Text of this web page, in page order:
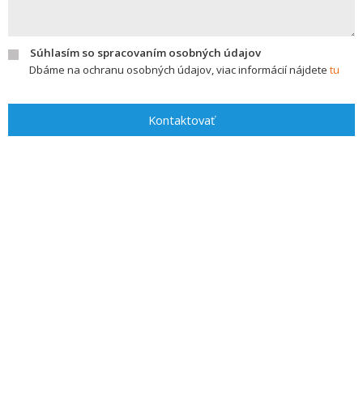
Súhlasím so spracovaním osobných údajov
Dbáme na ochranu osobných údajov, viac informácií nájdete tu
Kontaktovať